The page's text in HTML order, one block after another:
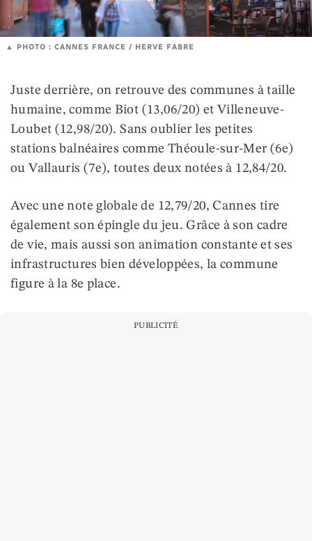
PHOTO : CANNES FRANCE / HERVE FABRE
Juste derrière, on retrouve des communes à taille
humaine, comme Biot (13,06/20) et Villeneuve-
Loubet (12,98/20). Sans oublier les petites
stations balnéaires comme Théoule-sur-Mer (6e)
ou Vallauris (7e), toutes deux notées à 12,84/20.
Avec une note globale de 12,79/20, Cannes tire
également son épingle du jeu. Grâce à son cadre
de vie, mais aussi son animation constante et ses
infrastructures bien développées, la commune
figure à la 8e place.
PUBLICITÉ